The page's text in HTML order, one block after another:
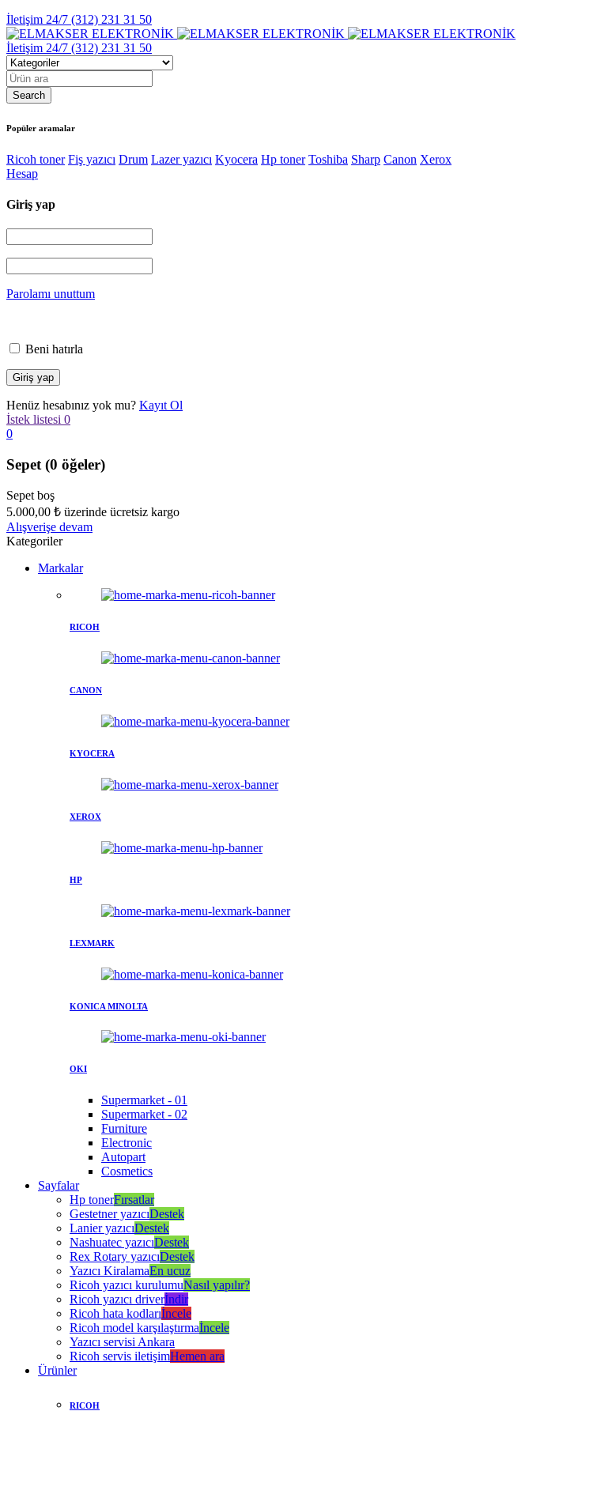
İletişim 24/7 (312) 231 31 50
İletişim 24/7 (312) 231 31 50
Popüler aramalar
Ricoh toner Fiş yazıcı Drum Lazer yazıcı Kyocera Hp toner Toshiba Sharp Canon Xerox
Hesap
Giriş yap
Parolamı unuttum
Beni hatırla
Henüz hesabınız yok mu? Kayıt Ol
İstek listesi 0
0
Sepet (0 öğeler)
Sepet boş
5.000,00 ₺ üzerinde ücretsiz kargo
Alışverişe devam
Kategoriler
Markalar
RICOH
CANON
KYOCERA
XEROX
HP
LEXMARK
KONICA MINOLTA
OKI
Supermarket - 01
Supermarket - 02
Furniture
Electronic
Autopart
Cosmetics
Sayfalar
Hp tonerFırsatlar
Gestetner yazıcıDestek
Lanier yazıcıDestek
Nashuatec yazıcıDestek
Rex Rotary yazıcıDestek
Yazıcı KiralamaEn ucuz
Ricoh yazıcı kurulumuNasıl yapılır?
Ricoh yazıcı driverİndir
Ricoh hata kodlarıİncele
Ricoh model karşılaştırmaİncele
Yazıcı servisi Ankara
Ricoh servis iletişimHemen ara
Ürünler
RICOH